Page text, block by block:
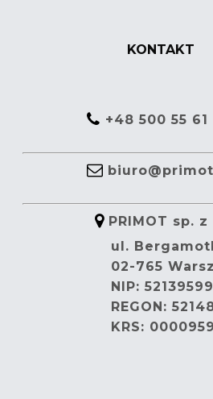
KONTAKT
+48 500 55 61
PRIMOT sp. z
ul.
02-765
NIP:
REGON:
KRS: